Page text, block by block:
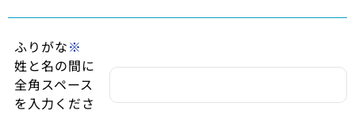
ふりがな※
姓と名の間に
全角スペース
を入力くださ